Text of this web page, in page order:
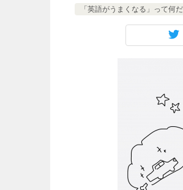
「英語がうまくなる」って何